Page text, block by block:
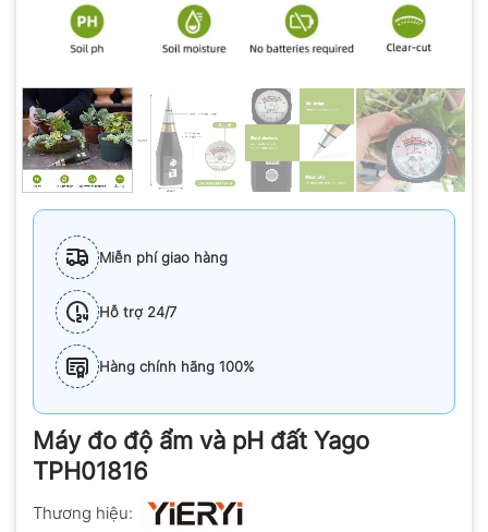
Miễn phí giao hàng
Hỗ trợ 24/7
Hàng chính hãng 100%
Máy đo độ ẩm và pH đất Yago
TPH01816
Thương hiệu: